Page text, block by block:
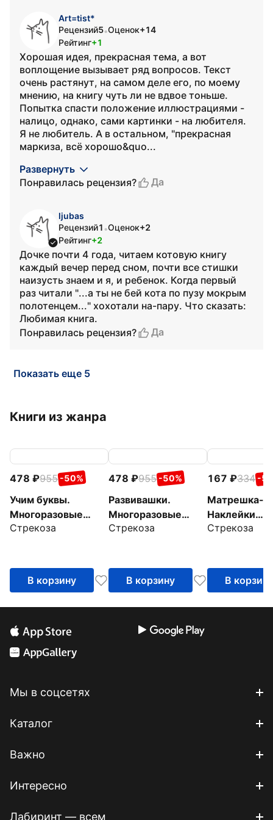
Art=tist*
Рецензий5•Оценок+14
Рейтинг+1
Хорошая идея, прекрасная тема, а вот
воплощение вызывает ряд вопросов. Текст
очень растянут, на самом деле его, по моему
мнению, на книгу чуть ли не вдвое тоньше.
Попытка спасти положение иллюстрациями -
налицо, однако, сами картинки - на любителя.
Я не любитель. А в остальном, "прекрасная
маркиза, всё хорошо&quo...
Развернуть
Понравилась рецензия?
Да
ljubas
Рецензий1 •Оценок+2
Рейтинг+2
Дочке почти 4 года, читаем котовую книгу
каждый вечер перед сном, почти все стишки
наизусть знаем и я, и ребенок. Когда первый
раз читали "...а ты не бей кота по пузу мокрым
полотенцем..." хохотали на-пару. Что сказать:
Любимая книга.
Понравилась рецензия?
Да
Показать еще 5
Книги из жанра
478 955 -50%
Учим буквы.
Многоразовые
рабочие тетради
Стрекоза
В корзину
478 955 -50%
Развивашки.
Многоразовые
рабочие тетради
Стрекоза
В корзину
167 334 -
Матрешка-
Наклейки
матрешки
Стрекоза
В корзину
Мы в соцсетях
Каталог
Важно
Интересно
Лабиринт — всем